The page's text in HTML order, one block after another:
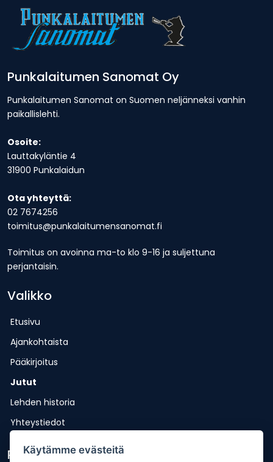
Punkalaitumen Sanomat Oy
Punkalaitumen Sanomat on Suomen neljänneksi vanhin
paikallislehti.
Osoite:
Lauttakyläntie 4
31900 Punkalaidun
Ota yhteyttä:
02 7674256
toimitus@punkalaitumensanomat.fi
Toimitus on avoinna ma-to klo 9-16 ja suljettuna
perjantaisin.
Valikko
Etusivu
Ajankohtaista
Pääkirjoitus
Jutut
Lehden historia
Yhteystiedot
Pikalinkit
Käytämme evästeitä